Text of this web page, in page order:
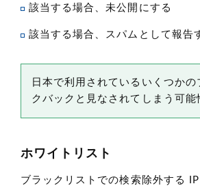
該当する場合、未公開にする
該当する場合、スパムとして報告
日本で利用されているいくつか
クバックと見なされてしまう可能
ホワイトリスト
ブラックリストでの検索除外する